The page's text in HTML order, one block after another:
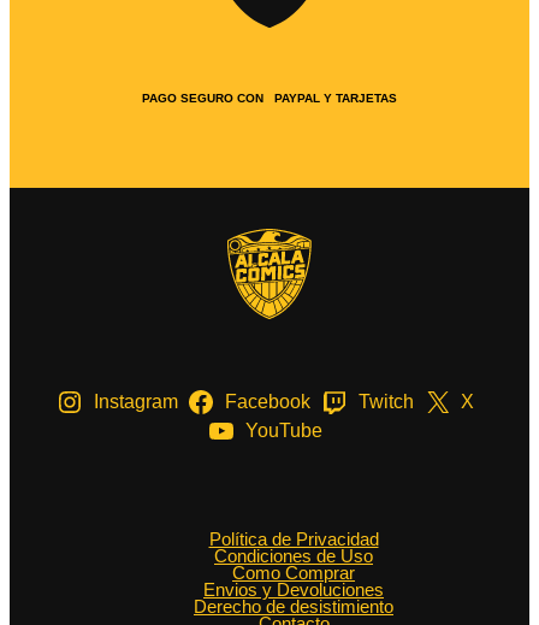
PAGO SEGURO CON PAYPAL Y TARJETAS
Instagram Facebook Twitch
X
YouTube
Política de Privacidad
Condiciones de Uso
Como Comprar
Envios y Devoluciones
Derecho de desistimiento